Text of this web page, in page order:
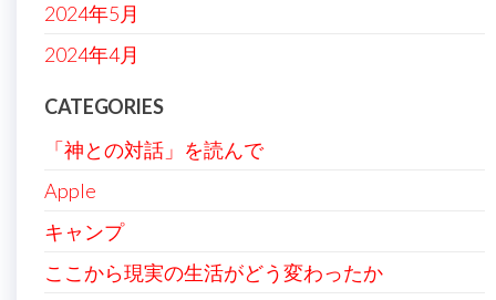
2024年5月
2024年4月
CATEGORIES
「神との対話」を読んで
Apple
キャンプ
ここから現実の生活がどう変わったか